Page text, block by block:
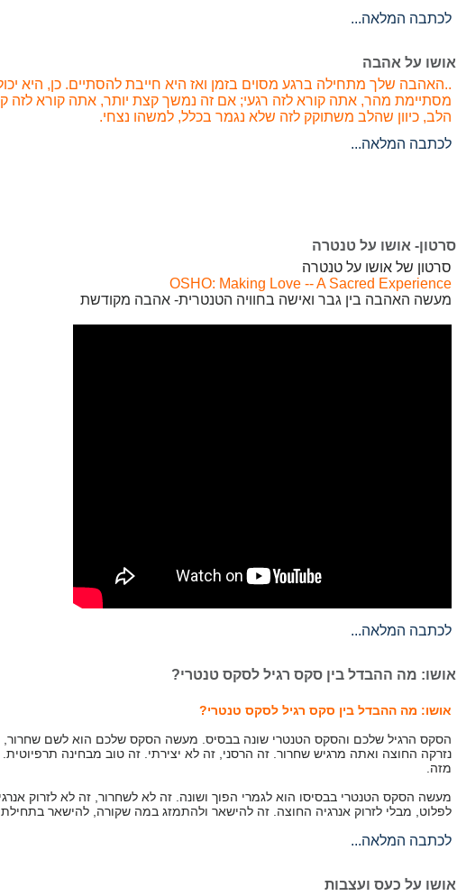
לכתבה המלאה...
אושו על אהבה
..האהבה שלך מתחילה ברגע מסוים בזמן ואז היא חייבת להסתיים. כן, היא
מסתיימת מהר, אתה קורא לזה רגעי; אם זה נמשך קצת יותר, אתה קורא
הלב, כיוון שהלב משתוקק לזה שלא נגמר בכלל, למשהו נצחי.
לכתבה המלאה...
סרטון- אושו על טנטרה
סרטון של אושו על טנטרה
OSHO: Making Love -- A Sacred Experience
מעשה האהבה בין גבר ואישה בחוויה הטנטרית- אהבה מקודשת
לכתבה המלאה...
אושו: מה ההבדל בין סקס רגיל לסקס טנטרי?
אושו: מה ההבדל בין סקס רגיל לסקס טנטרי?
הסקס הרגיל שלכם והסקס הטנטרי שונה בבסיס. מעשה הסקס שלכם הוא לשם שחרור,
נזרקה החוצה ואתה מרגיש שחרור. זה הרסני, זה לא יצירתי. זה טוב מבחינה
מזה.
מעשה הסקס הטנטרי בבסיסו הוא לגמרי הפוך ושונה. זה לא לשחרור, זה לא לזרוק
לפלוט, מבלי לזרוק אנרגיה החוצה. זה להישאר ולהתמזג במה שקורה, להישאר בתחילתו
לכתבה המלאה...
אושו על כעס ועצבות